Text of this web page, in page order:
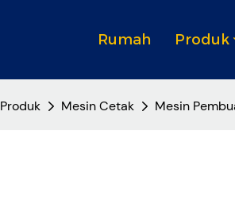
Rumah Produk
Produk Mesin Cetak Mesin